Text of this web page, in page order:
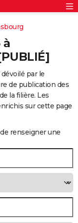
à
par le
de publication des
la filière. Les
sur cette page
renseigner une